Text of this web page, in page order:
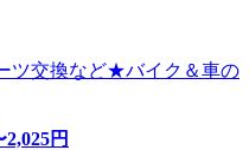
ツ交換など★バイク＆車の
2,025円